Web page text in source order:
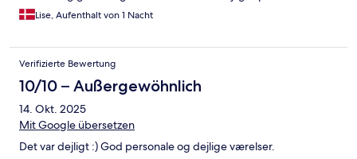
Lise, Aufenthalt von 1 Nacht
Verifizierte Bewertung
10/10 – Außergewöhnlich
14. Okt. 2025
Mit Google übersetzen
Det var dejligt :) God personale og dejlige værelser.